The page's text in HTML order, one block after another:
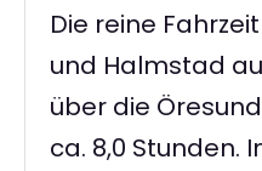
Die reine
und Halmstad
über die
ca. 8,0 Stunden.